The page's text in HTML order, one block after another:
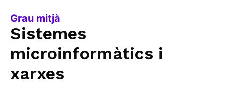
Grau mitjà
Sistemes
microinformàtics i
xarxes